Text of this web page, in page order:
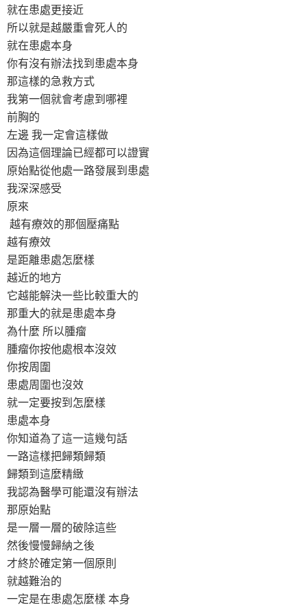
就在患處更接近
所以就是越嚴重會死人的
就在患處本身
你有沒有辦法找到患處本身
那這樣的急救方式
我第一個就會考慮到哪裡
前胸的
左邊 我一定會這樣做
因為這個理論已經都可以證實
原始點從他處一路發展到患處
我深深感受
原來
越有療效的那個壓痛點
越有療效
是距離患處怎麼樣
越近的地方
它越能解決一些比較重大的
那重大的就是患處本身
為什麼 所以腫瘤
腫瘤你按他處根本沒效
你按周圍
患處周圍也沒效
就一定要按到怎麼樣
患處本身
你知道為了這一這幾句話
一路這樣把歸類歸類
歸類到這麼精緻
我認為醫學可能還沒有辦法
那原始點
是一層一層的破除這些
然後慢慢歸納之後
才終於確定第一個原則
就越難治的
一定是在患處怎麼樣 本身